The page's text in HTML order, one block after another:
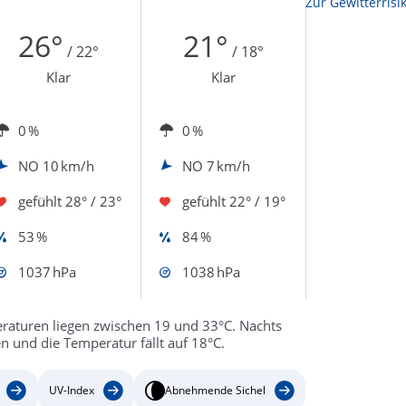
26° / 22° 21° / 18°
Klar Klar
0 %
0 %
NO 10 km/h NO 7 km/h
gefühlt 28° / 23° gefühlt 22° / 19°
53 %
84 %
1037 hPa
1038 hPa
liegen zwischen 19 und 33°C. Nachts
und die Temperatur fällt auf 18°C.
UV-Index Abnehmende Sichel